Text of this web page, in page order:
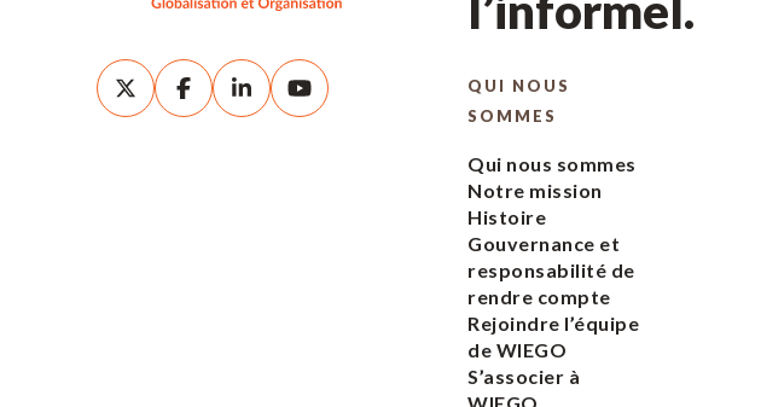
QUI NOUS
SOMMES
Qui nous sommes
Notre mission
Histoire
Gouvernance et
responsabilité de
rendre compte
Rejoindre l’équipe
de WIEGO
S’associer à